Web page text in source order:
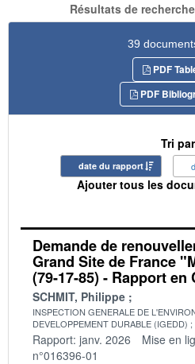
Résultats de
39
PDF
PDF
Tri par
date du rapport
Ajouter tous les
Demande de
Grand Site de France
(79-17-85) - Rapport en
SCHMIT, Philippe
INSPECTION GENERALE DE
DEVELOPPEMENT DURABLE (IGEDD)
Rapport: janv. 2026 Mise en
n°016396-01